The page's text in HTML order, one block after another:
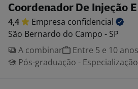
Coordenador De Injeção
4,4 Empresa confidencial
São Bernardo do Campo - SP
A combinar
Entre 5 e 10 anos
Pós-graduação -